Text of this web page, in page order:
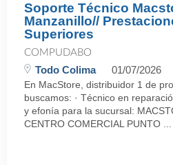
Soporte Técnico
Manzanillo//
Superiores
COMPUDABO
Todo Colima 01/07/2026
En MacStore, distribuidor 1 de
buscamos: · Técnico en
y efonía para la sucursal:
CENTRO COMERCIAL PUNTO ...